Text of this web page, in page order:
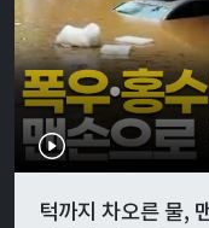
턱까지 차오른 물,